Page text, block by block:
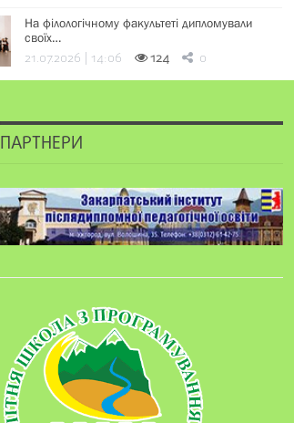
На філологічному факультеті дипломували
своїх…
21.07.2026 | 14:06 124 0
ПАРТНЕРИ